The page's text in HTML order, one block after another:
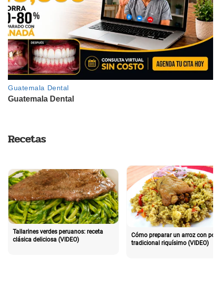
Recetas
Tallarines verdes peruanos: receta
clásica deliciosa (VIDEO)
Cómo preparar un arroz con pollo
tradicional riquísimo (VIDEO)